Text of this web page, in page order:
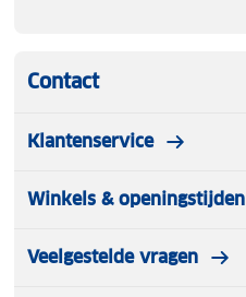
Contact
Klantenservice
Winkels & openingstijden
Veelgestelde vragen